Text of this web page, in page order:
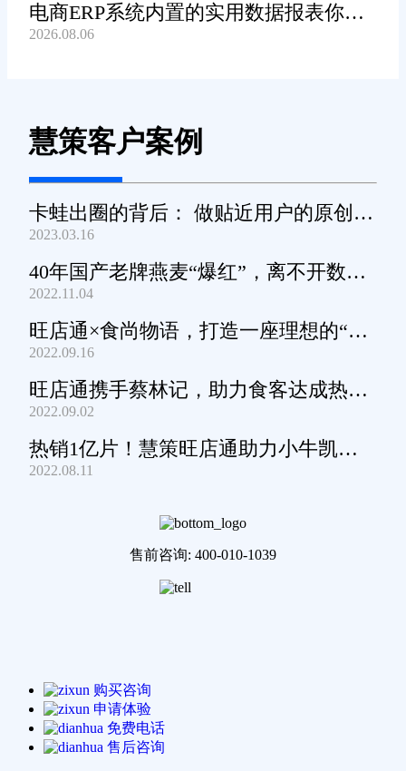
电商ERP系统内置的实用数据报表你都
知道哪些?
2026.08.06
慧策客户案例
卡蛙出圈的背后： 做贴近用户的原创小
家电
2023.03.16
40年国产老牌燕麦“爆红”，离不开数字
化工具的支撑
2022.11.04
旺店通×食尚物语，打造一座理想的“零
食王国”
2022.09.16
旺店通携手蔡林记，助力食客达成热干
面自由
2022.09.02
热销1亿片！慧策旺店通助力小牛凯西
通关家庭牛排圈~
2022.08.11
售前咨询: 400-010-1039
购买咨询
申请体验
免费电话
售后咨询